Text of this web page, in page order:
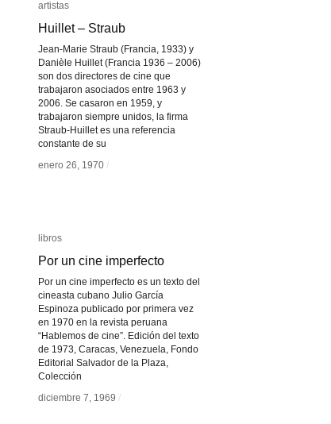
artistas
Huillet – Straub
Jean-Marie Straub (Francia, 1933) y
Danièle Huillet (Francia 1936 – 2006)
son dos directores de cine que
trabajaron asociados entre 1963 y
2006. Se casaron en 1959, y
trabajaron siempre unidos, la firma
Straub-Huillet es una referencia
constante de su
enero 26, 1970 /
artistas
Huillet – Straub
enero 26, 1970 /
libros
Por un cine imperfecto
Por un cine imperfecto es un texto del
cineasta cubano Julio García
Espinoza publicado por primera vez
en 1970 en la revista peruana
“Hablemos de cine”. Edición del texto
de 1973, Caracas, Venezuela, Fondo
Editorial Salvador de la Plaza,
Colección
diciembre 7, 1969 /
libros
Por un cine imperfecto
diciembre 7, 1969 /